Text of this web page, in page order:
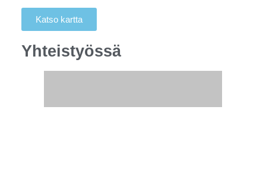
Katso kartta
Yhteistyössä